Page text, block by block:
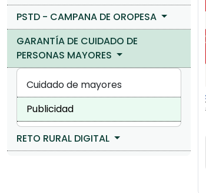
PSTD - CAMPANA DE OROPESA
GARANTÍA DE CUIDADO DE
PERSONAS MAYORES
Cuidado de mayores
Publicidad
RETO RURAL DIGITAL